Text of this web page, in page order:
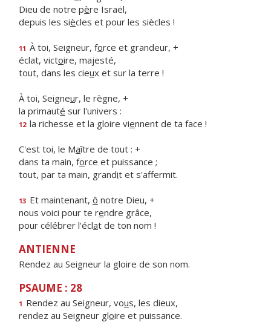
Dieu de notre père Israël,
depuis les siècles et pour les siècles !
11 À toi, Seigneur, force et grandeur, +
éclat, victoire, majesté,
tout, dans les cieux et sur la terre !
À toi, Seigneur, le règne, +
la primauté sur l'univers :
12 la richesse et la gloire viennent de ta face !
C'est toi, le Maître de tout : +
dans ta main, force et puissance ;
tout, par ta main, grandit et s'affermit.
13 Et maintenant, ô notre Dieu, +
nous voici pour te rendre grâce,
pour célébrer l'éclat de ton nom !
ANTIENNE
Rendez au Seigneur la gloire de son nom.
PSAUME : 28
1 Rendez au Seigneur, vous, les dieux,
rendez au Seigneur gloire et puissance.